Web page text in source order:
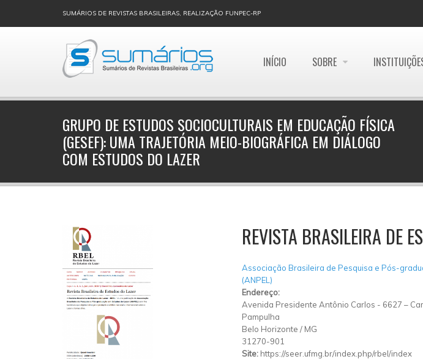
SUMÁRIOS DE REVISTAS BRASILEIRAS, REALIZAÇÃO FUNPEC-RP
INÍCIO SOBRE
GRUPO DE ESTUDOS SOCIOCULTURAIS EM EDUCAÇÃO FÍSICA
(GESEF): UMA TRAJETÓRIA MEIO-BIOGRÁFICA EM DIÁLOGO
COM ESTUDOS DO LAZER
REVISTA BRASILEIRA DE
Associação Brasileira de Pesquisa e Pós-
(ANPEL)
Endereço:
Avenida Presidente Antônio Carlos - 6627 –
Pampulha
Belo Horizonte / MG
31270-901
Site: https://seer.ufmg.br/index.php/rbel/index